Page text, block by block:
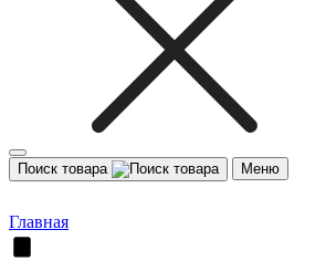
Поиск товара Меню
Главная